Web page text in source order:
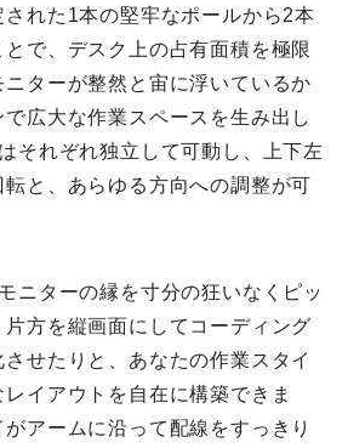
された1本の堅牢なポールから2本
で、デスク上の占有面積を極限
ニターが整然と宙に浮いているか
広大な作業スペースを生み出し
それぞれ独立して可動し、上下左
と、あらゆる方向への調整が可
ニターの縁を寸分の狂いなくピッ
方を縦画面にしてコーディング
せたりと、あなたの作業スタイ
イアウトを自在に構築できま
アームに沿って配線をすっきり